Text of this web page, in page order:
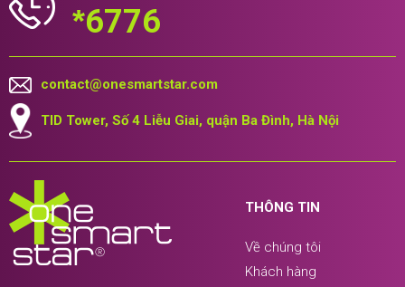
*6776
contact@onesmartstar.com
TID Tower, Số 4 Liễu Giai, quận Ba Đình, Hà Nội
THÔNG TIN
Về chúng tôi
Khách hàng